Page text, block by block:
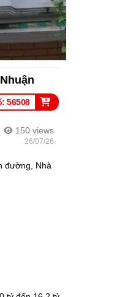
56508
150 views
26/07/26
đường, Nhà